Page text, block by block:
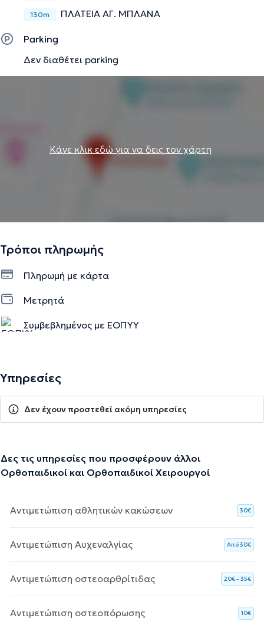
130m ΠΛΑΤΕΙΑ ΑΓ. ΜΠΛΑΝΑ
Parking
Δεν διαθέτει parking
Κάνε κλικ εδώ για να δεις τον χάρτη
Τρόποι πληρωμής
Πληρωμή με κάρτα
Μετρητά
Συμβεβλημένος με ΕΟΠΥΥ
Υπηρεσίες
Δεν έχουν προστεθεί ακόμη υπηρεσίες
Δες τις υπηρεσίες που προσφέρουν άλλοι
Ορθοπαιδικοί και Ορθοπαιδικοί Χειρουργοί
Αντιμετώπιση αθλητικών κακώσεων 30€
Αντιμετώπιση Αυχεναλγίας Aπό 30€
Αντιμετώπιση οστεοαρθρίτιδας 20€ – 35€
Αντιμετώπιση οστεοπόρωσης 10€